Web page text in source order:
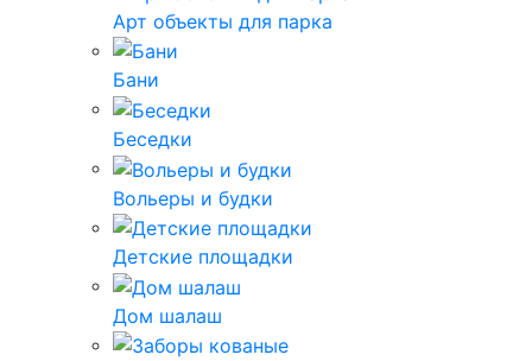
Арт объекты для парка
Бани
Беседки
Вольеры и будки
Детские площадки
Дом шалаш